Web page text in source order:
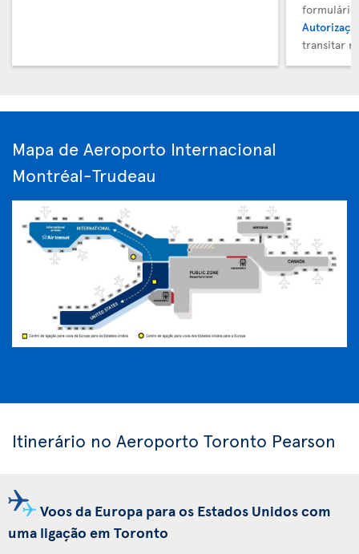
transitar
Mapa de Aeroporto Internacional
Montréal-Trudeau
Itinerário no Aeroporto Toronto Pearson
Voos da Europa para os Estados Unidos com
uma ligação em Toronto